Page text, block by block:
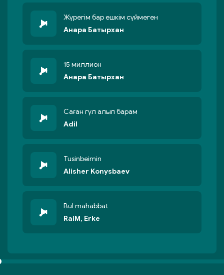
Жүрегім бар ешкім сүймеген
Анара Батырхан
15 миллион
Анара Батырхан
Саған гүл алып барам
Adil
Tusinbeimin
Alisher Konysbaev
Bul mahabbat
RaiM, Erke